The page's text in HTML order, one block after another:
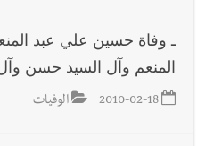
المنعم وآل السيد حسن
2010-02-18 الوفيات